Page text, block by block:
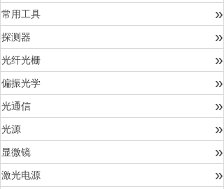
常用工具 »
探测器 »
光纤光栅 »
偏振光学 »
光通信 »
光源 »
显微镜 »
激光电源 »